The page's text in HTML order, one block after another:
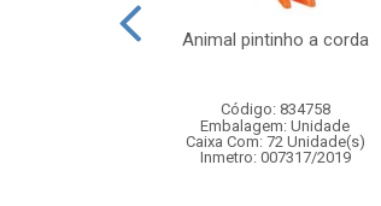
Animal pintinho a corda
Código: 834758
Embalagem: Unidade
Caixa Com: 72 Unidade(s)
Inmetro: 007317/2019